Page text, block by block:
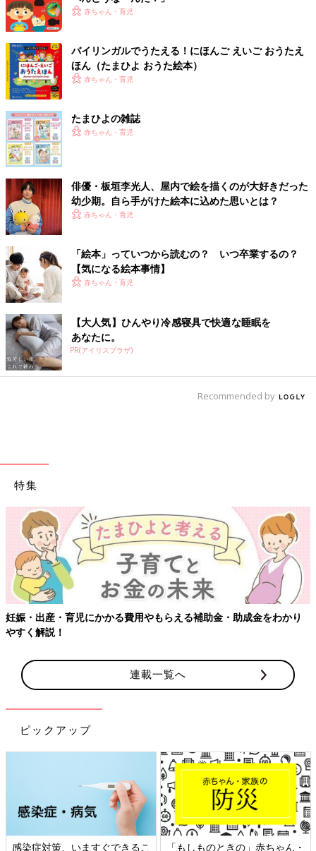
赤ちゃん・育児
バイリンガルでうたえる！にほんご えいご おうたえ
ほん（たまひよ おうた絵本）
赤ちゃん・育児
たまひよの雑誌
赤ちゃん・育児
俳優・板垣李光人、屋内で絵を描くのが大好きだった
幼少期。自ら手がけた絵本に込めた思いとは？
赤ちゃん・育児
「絵本」っていつから読むの？ いつ卒業するの？
【気になる絵本事情】
赤ちゃん・育児
【大人気】ひんやり冷感寝具で快適な睡眠を
あなたに。
PR(アイリスプラザ)
Recommended by
特集
妊娠・出産・育児にかかる費用やもらえる補助金・助成金をわかり
やすく解説！
連載一覧へ
ピックアップ
感染症対策、いますぐできるこ
「もしものときの」赤ちゃん・